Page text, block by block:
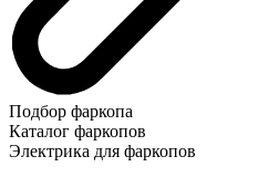
Подбор фаркопа
Каталог фаркопов
Электрика для фаркопов